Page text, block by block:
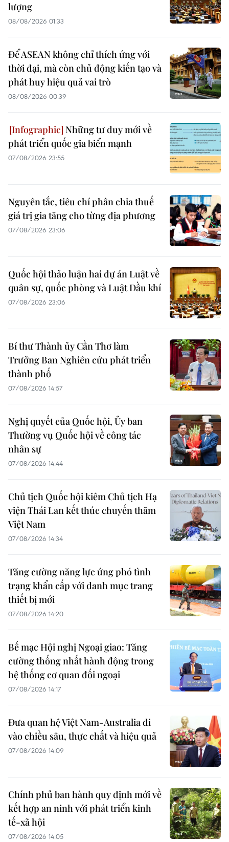
lượng
08/08/2026 01:33
Để ASEAN không chỉ thích ứng với
thời đại, mà còn chủ động kiến tạo và
phát huy hiệu quả vai trò
08/08/2026 00:39
Những tư duy mới về
phát triển quốc gia biển mạnh
07/08/2026 23:55
Nguyên tắc, tiêu chí phân chia thuế
giá trị gia tăng cho từng địa phương
07/08/2026 23:06
Quốc hội thảo luận hai dự án Luật về
quân sự, quốc phòng và Luật Dầu khí
07/08/2026 23:06
Bí thư Thành ủy Cần Thơ làm
Trưởng Ban Nghiên cứu phát triển
thành phố
07/08/2026 14:57
Nghị quyết của Quốc hội, Ủy ban
Thường vụ Quốc hội về công tác
nhân sự
07/08/2026 14:44
Chủ tịch Quốc hội kiêm Chủ tịch Hạ
viện Thái Lan kết thúc chuyến thăm
Việt Nam
07/08/2026 14:34
Tăng cường năng lực ứng phó tình
trạng khẩn cấp với danh mục trang
thiết bị mới
07/08/2026 14:20
Bế mạc Hội nghị Ngoại giao: Tăng
cường thống nhất hành động trong
hệ thống cơ quan đối ngoại
07/08/2026 14:17
Đưa quan hệ Việt Nam-Australia đi
vào chiều sâu, thực chất và hiệu quả
07/08/2026 14:09
Chính phủ ban hành quy định mới về
kết hợp an ninh với phát triển kinh
tế-xã hội
07/08/2026 14:05